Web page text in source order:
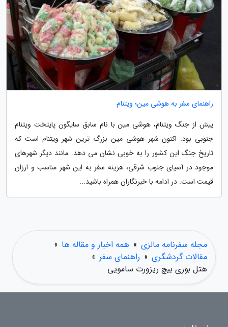
راهنمای سفر به هوشی مین؛ ویتنام
پیش از جنگ ویتنام، هوشی مین با نام سابق سایگون پایتخت ویتنام
جنوبی بود. اکنون شهر هوشی مین بزرگ ترین شهر ویتنام است که
تاریخ جنگ این کشور را به خوبی نشان می دهد. مانند دیگر شهرهای
موجود در آسیای جنوب شرقی، هزینه سفر به این شهر مناسب و ارزان
قیمت است. در ادامه با خبرنگاران همراه باشید...
مجله سفرنامه مالزی » همه اخبار و مقاله ها »
مقالات گردشگری » راهنمای سفر »
هتل بوری بیچ ریزورت سامویی